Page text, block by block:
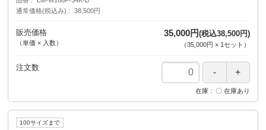
通常価格(税込み)
38,500円
販売価格
（単価 × 入数）
35,000円(税込38,500円)
（35,000円 × 1セット ）
注文数
在庫 〇 在庫あり
100サイズまで